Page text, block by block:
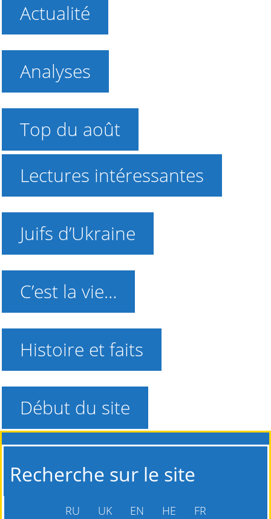
Actualité
Analyses
Top du août
Lectures intéressantes
Juifs d’Ukraine
C’est la vie…
Histoire et faits
Début du site
Recherche sur le site
RU UK EN HE FR